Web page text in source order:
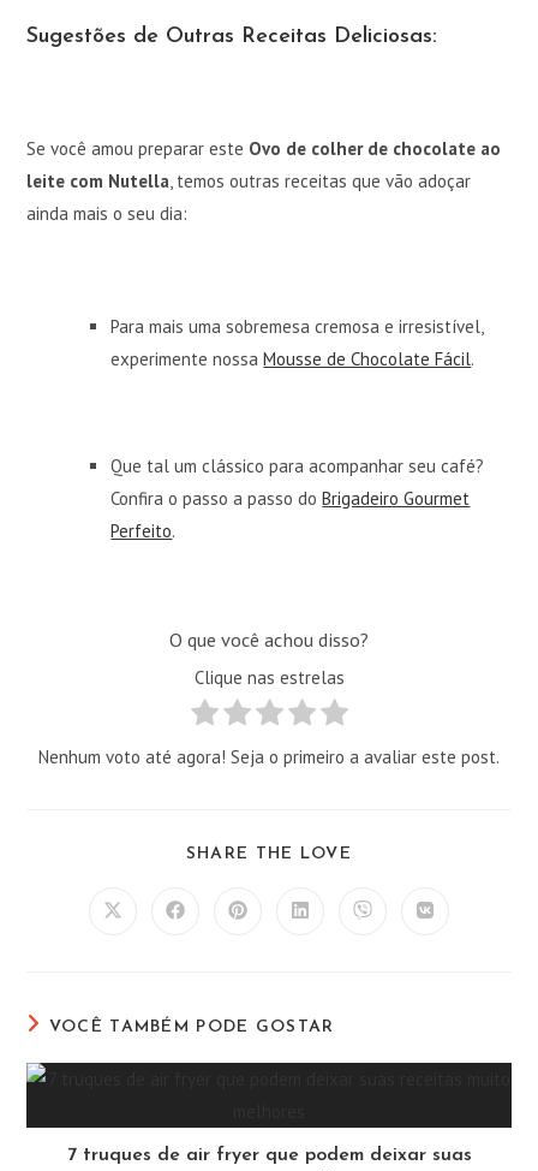
Sugestões de Outras Receitas Deliciosas:
Se você amou preparar este Ovo de colher de chocolate ao
leite com Nutella, temos outras receitas que vão adoçar
ainda mais o seu dia:
Para mais uma sobremesa cremosa e irresistível,
experimente nossaMousse de Chocolate Fácil.
Que tal um clássico para acompanhar seu café?
Confira o passo a passo doBrigadeiro Gourmet
Perfeito.
O que você achou disso?
Clique nas estrelas
Nenhum voto até agora! Seja o primeiro a avaliar este post.
SHARE THE LOVE
Abre Abre Abre Abre Abre Abre
VOCÊ TAMBÉM PODE GOSTAR
7 truques de air fryer que podem deixar suas